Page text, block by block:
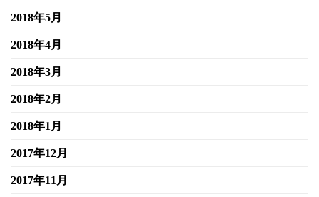
2018年5月
2018年4月
2018年3月
2018年2月
2018年1月
2017年12月
2017年11月